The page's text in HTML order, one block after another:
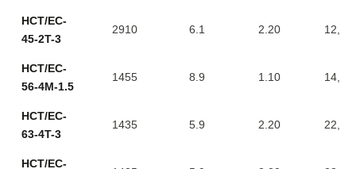
HCT/EC-
45-2T-3
2910 6.1 2.20
HCT/EC-
56-4M-1.5
1455 8.9 1.10
HCT/EC-
63-4T-3
1435 5.9 2.20
HCT/EC-